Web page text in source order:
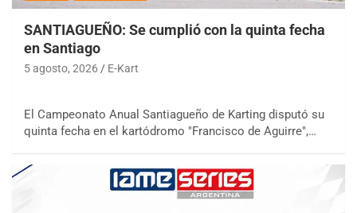
SANTIAGUEÑO: Se cumplió con la quinta fecha
en Santiago
5 agosto, 2026 E-Kart
El Campeonato Anual Santiagueño de Karting disputó su
quinta fecha en el kartódromo "Francisco de Aguirre",…